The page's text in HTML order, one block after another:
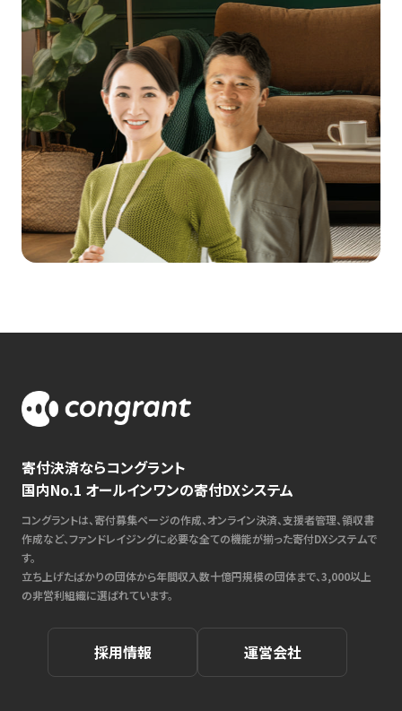
寄付決済ならコングラント
国内No.1 オールインワンの寄付DXシステム
コングラントは、寄付募集ページの作成、オンライン決済、支援者管理、領収書
作成など、ファンドレイジングに必要な全ての機能が揃った寄付DXシステムで
す。
立ち上げたばかりの団体から年間収入数十億円規模の団体まで、3,000以上
の非営利組織に選ばれています。
採用情報 運営会社